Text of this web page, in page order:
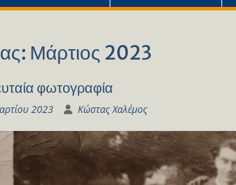
Μάρτιος 2023
φωτογραφία
2023 Κώστας Χαλέμος